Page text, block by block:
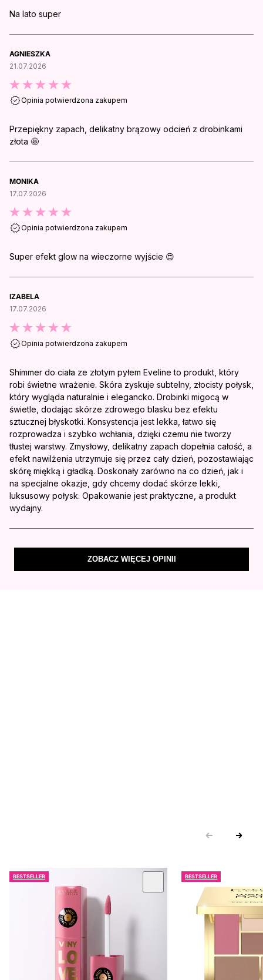
Na lato super
AGNIESZKA
21.07.2026
Opinia potwierdzona zakupem
Przepiękny zapach, delikatny brązowy odcień z drobinkami
złota 🤩
MONIKA
17.07.2026
Opinia potwierdzona zakupem
Super efekt glow na wieczorne wyjście 😍
IZABELA
17.07.2026
Opinia potwierdzona zakupem
Shimmer do ciała ze złotym pyłem Eveline to produkt, który
robi świetne wrażenie. Skóra zyskuje subtelny, złocisty połysk,
który wygląda naturalnie i elegancko. Drobinki migocą w
świetle, dodając skórze zdrowego blasku bez efektu
sztucznej błyskotki. Konsystencja jest lekka, łatwo się
rozprowadza i szybko wchłania, dzięki czemu nie tworzy
tłustej warstwy. Zmysłowy, delikatny zapach dopełnia całość, a
efekt nawilżenia utrzymuje się przez cały dzień, pozostawiając
skórę miękką i gładką. Doskonały zarówno na co dzień, jak i
na specjalne okazje, gdy chcemy dodać skórze lekki,
luksusowy połysk. Opakowanie jest praktyczne, a produkt
wydajny.
ZOBACZ WIĘCEJ OPINII
BESTSELLER BESTSELLER